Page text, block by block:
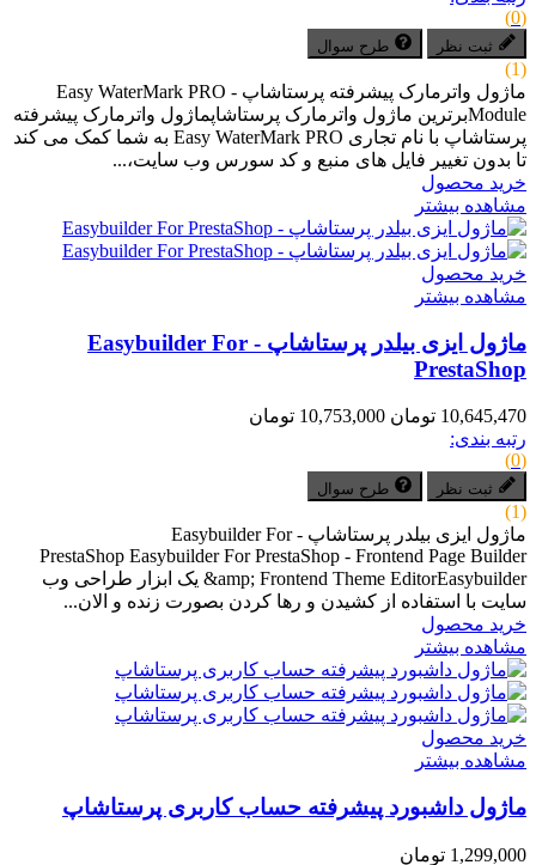
(0)
ثبت نظر طرح سوال
(1)
ماژول واترمارک پیشرفته پرستاشاپ - Easy WaterMark PRO
Moduleبرترین ماژول واترمارک پرستاشاپماژول واترمارک پیشرفته
پرستاشاپ با نام تجاری Easy WaterMark PRO به شما کمک می کند
تا بدون تغییر فایل های منبع و کد سورس وب سایت،...
خرید محصول
مشاهده بیشتر
خرید محصول
مشاهده بیشتر
ماژول ایزی بیلدر پرستاشاپ - Easybuilder For
PrestaShop
10,645,470 تومان
10,753,000 تومان
رتبه بندی:
(0)
ثبت نظر طرح سوال
(1)
ماژول ایزی بیلدر پرستاشاپ - Easybuilder For
PrestaShop Easybuilder For PrestaShop - Frontend Page Builder
&amp; Frontend Theme EditorEasybuilder یک ابزار طراحی وب
سایت با استفاده از کشیدن و رها کردن بصورت زنده و الان...
خرید محصول
مشاهده بیشتر
خرید محصول
مشاهده بیشتر
ماژول داشبورد پیشرفته حساب کاربری پرستاشاپ
1,299,000 تومان